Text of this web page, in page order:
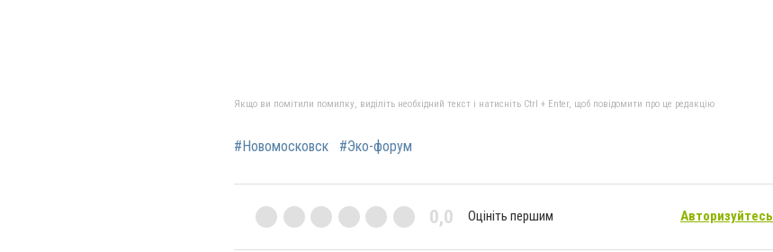
Якщо ви помітили помилку, виділіть необхідний текст і натисніть Ctrl + Enter, щоб повідомити про це редакцію
#Новомосковск #Эко-форум
0,0 Оцініть першим Авторизуйтесь